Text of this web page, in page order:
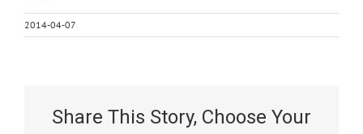
2014-04-07
Share This Story, Choose Your